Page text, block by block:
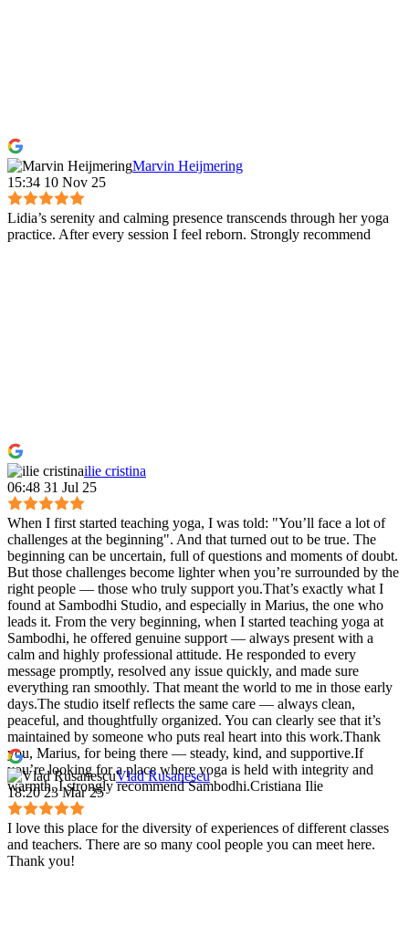
Marvin Heijmering
15:34 10 Nov 25
Lidia’s serenity and calming presence transcends through her yoga
practice. After every session I feel reborn. Strongly recommend
ilie cristina
06:48 31 Jul 25
When I first started teaching yoga, I was told: "You’ll face a lot of
challenges at the beginning". And that turned out to be true. The
beginning can be uncertain, full of questions and moments of doubt.
But those challenges become lighter when you’re surrounded by the
right people — those who truly support you.That’s exactly what I
found at Sambodhi Studio, and especially in Marius, the one who
leads it. From the very beginning, when I started teaching yoga at
Sambodhi, he offered genuine support — always present with a
calm and highly professional attitude. He responded to every
message promptly, resolved any issue quickly, and made sure
everything ran smoothly. That meant the world to me in those early
days.The studio itself reflects the same care — always clean,
peaceful, and thoughtfully organized. You can clearly see that it’s
maintained by someone who puts real heart into this work.Thank
you, Marius, for being there — steady, kind, and supportive.If
you’re looking for a place where yoga is held with integrity and
warmth, I strongly recommend Sambodhi.Cristiana Ilie
Vlad Rusanescu
18:20 23 Mar 25
I love this place for the diversity of experiences of different classes
and teachers. There are so many cool people you can meet here.
Thank you!